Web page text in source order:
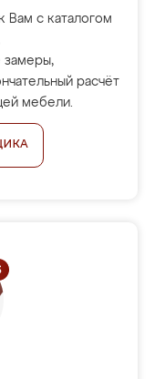
Вам с каталогом
замеры,
расчёт
мебели.